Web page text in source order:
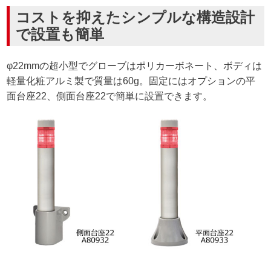
コストを抑えたシンプルな構造設計
で設置も簡単
φ22mmの超小型でグローブはポリカーボネート、ボディは
軽量化粧アルミ製で質量は60g。固定にはオプションの平
面台座22、側面台座22で簡単に設置できます。